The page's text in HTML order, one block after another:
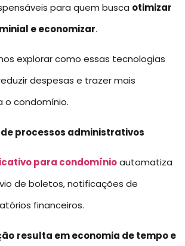
para quem busca otimizar
e economizar.
explorar como essas tecnologias
despesas e trazer mais
o condomínio.
processos administrativos
para condomínioautomatiza
de boletos, notificações de
financeiros.
resulta em economia de tempo e